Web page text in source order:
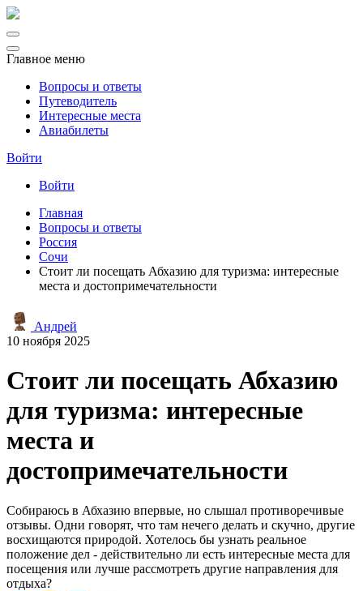
Главное меню
Вопросы и ответы
Путеводитель
Интересные места
Авиабилеты
Войти
Войти
Главная
Вопросы и ответы
Россия
Сочи
Стоит ли посещать Абхазию для туризма: интересные
места и достопримечательности
Андрей
10 ноября 2025
Стоит ли посещать Абхазию
для туризма: интересные
места и
достопримечательности
Собираюсь в Абхазию впервые, но слышал противоречивые
отзывы. Одни говорят, что там нечего делать и скучно, другие
восхищаются природой. Хотелось бы узнать реальное
положение дел - действительно ли есть интересные места для
посещения или лучше рассмотреть другие направления для
отдыха?